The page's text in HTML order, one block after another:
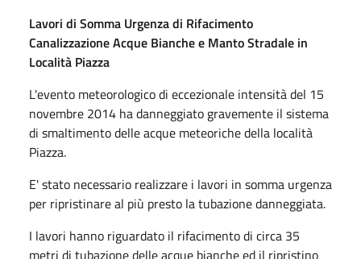
Lavori di Somma Urgenza di Rifacimento
Canalizzazione Acque Bianche e Manto Stradale in
Località Piazza
L'evento meteorologico di eccezionale intensità del 15
novembre 2014 ha danneggiato gravemente il sistema
di smaltimento delle acque meteoriche della località
Piazza.
E' stato necessario realizzare i lavori in somma urgenza
per ripristinare al più presto la tubazione danneggiata.
I lavori hanno riguardato il rifacimento di circa 35
metri di tubazione delle acque bianche ed il ripristino